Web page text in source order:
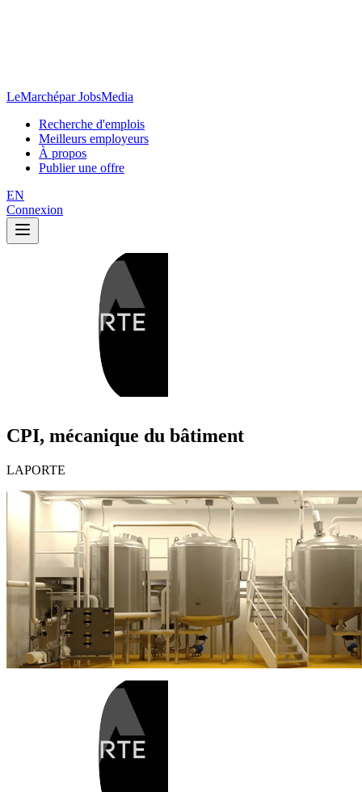
LeMarchépar JobsMedia
Recherche d'emplois
Meilleurs employeurs
À propos
Publier une offre
EN
Connexion
CPI, mécanique du bâtiment
LAPORTE